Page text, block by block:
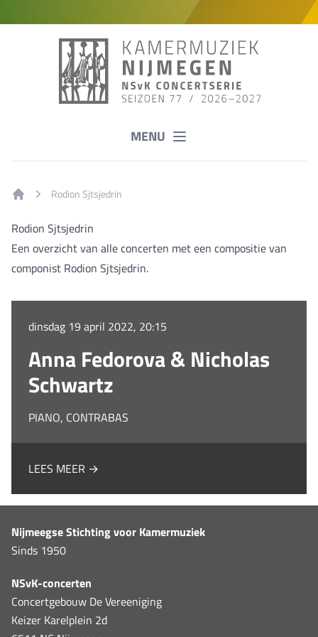
MENU
Rodion Sjtsjedrin
Rodion Sjtsjedrin
Een overzicht van alle concerten met een compositie van
componist Rodion Sjtsjedrin.
dinsdag 19 april 2022, 20:15
Anna Fedorova & Nicholas
Schwartz
PIANO, CONTRABAS
LEES MEER →
Nijmeegse Stichting voor Kamermuziek
Sinds 1950
NSvK-concerten
Concertgebouw De Vereeniging
Keizer Karelplein 2d